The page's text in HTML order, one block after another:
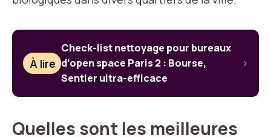
À lire
Check-list nettoyage pour bureaux
d’open space Paris 2 : Bourse,
Sentier ultra-efficace
Quelles sont les meilleures